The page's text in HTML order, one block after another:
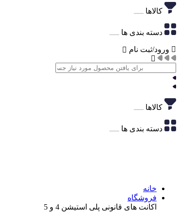
کالاها
دسته بندی ها
ورود/ثبت نام
کالاها
دسته بندی ها
خانه
فروشگاه
اکانت های قانونی پلی استیشن 4 و 5